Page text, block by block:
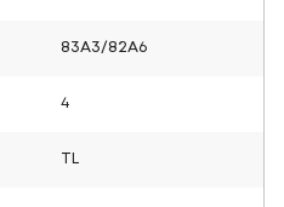
83A3/82A6
4